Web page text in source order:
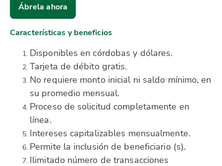
Ábrela ahora
Características y beneficios
Disponibles en córdobas y dólares.
Tarjeta de débito gratis.
No requiere monto inicial ni saldo mínimo, en
su promedio mensual.
Proceso de solicitud completamente en
línea.
Intereses capitalizables mensualmente.
Permite la inclusión de beneficiario (s).
Ilimitado número de transacciones